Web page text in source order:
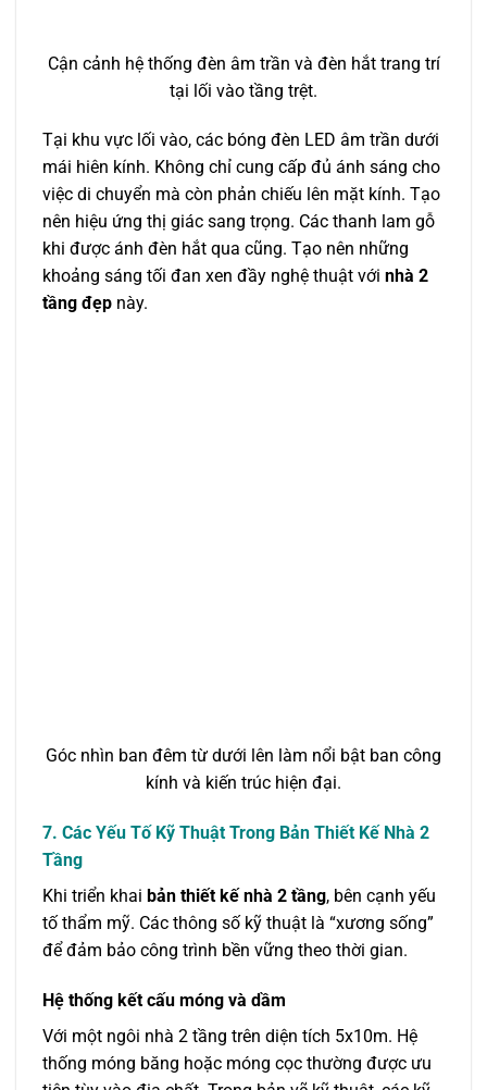
Cận cảnh hệ thống đèn âm trần và đèn hắt trang trí
tại lối vào tầng trệt.
Tại khu vực lối vào, các bóng đèn LED âm trần dưới
mái hiên kính. Không chỉ cung cấp đủ ánh sáng cho
việc di chuyển mà còn phản chiếu lên mặt kính. Tạo
nên hiệu ứng thị giác sang trọng. Các thanh lam gỗ
khi được ánh đèn hắt qua cũng. Tạo nên những
khoảng sáng tối đan xen đầy nghệ thuật với nhà 2
tầng đẹp này.
Góc nhìn ban đêm từ dưới lên làm nổi bật ban công
kính và kiến trúc hiện đại.
7. Các Yếu Tố Kỹ Thuật Trong Bản Thiết Kế Nhà 2
Tầng
Khi triển khai bản thiết kế nhà 2 tầng, bên cạnh yếu
tố thẩm mỹ. Các thông số kỹ thuật là “xương sống”
để đảm bảo công trình bền vững theo thời gian.
Hệ thống kết cấu móng và dầm
Với một ngôi nhà 2 tầng trên diện tích 5x10m. Hệ
thống móng băng hoặc móng cọc thường được ưu